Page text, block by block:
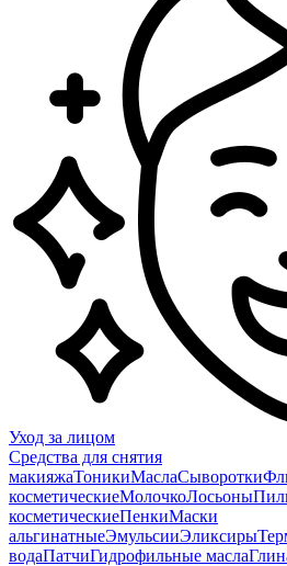
Уход за лицом
Средства для снятия
макияжаТоникиМаслаСыворотки
косметическиеМолочкоЛосьоны
косметическиеПенкиМаски
альгинатныеЭмульсииЭликсиры
водаПатчиГидрофильные масла